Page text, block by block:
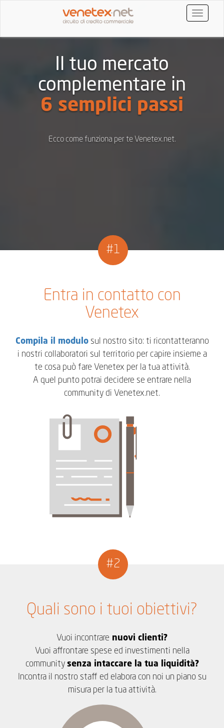
Toggle
Il tuo mercato
complementare in
6 semplici passi
Ecco come funziona per te Venetex.net.
#1
Entra in contatto con
Venetex
Compila il modulosul nostro sito: ti ricontatteranno
i nostri collaboratori sul territorio per capire insieme a
te cosa può fare Venetex per la tua attività.
A quel punto potrai decidere se entrare nella
community di Venetex.net.
#2
Quali sono i tuoi obiettivi?
Vuoi incontrare nuovi clienti?
Vuoi affrontare spese ed investimenti nella
community senza intaccare la tua liquidità?
Incontra il nostro staff ed elabora con noi un piano su
misura per la tua attività.